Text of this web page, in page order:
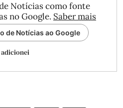
Notícias como fonte
no Google. Saber mais
de Notícias ao Google
adicionei